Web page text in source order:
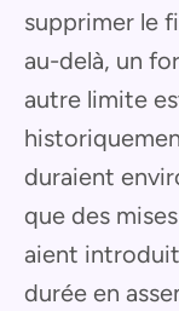
supprimer le
au-delà, un
autre limite
duraient
que des
aient
durée en